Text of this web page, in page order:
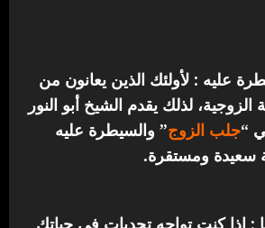
عليه : لأولئك الذين يعانون من
لذلك يقدم الشيخ أبو النور
“جلب الزوج” والسيطرة عليه
سعيدة ومستقرة.
: إذا كنت تواجه تحديات في حياتك